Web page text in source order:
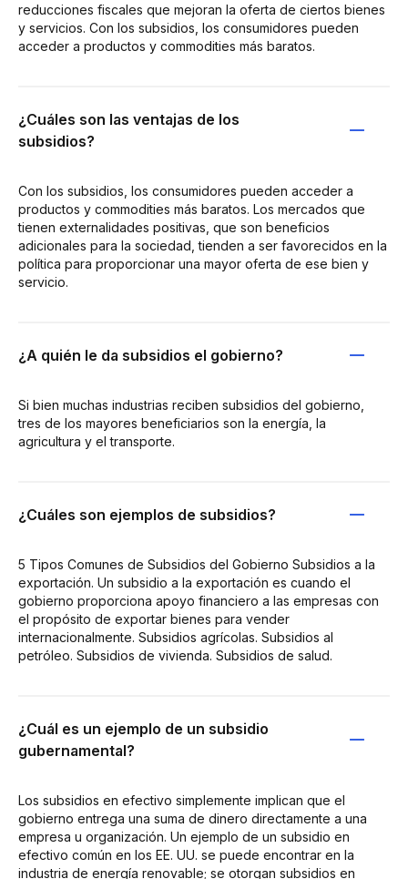
reducciones fiscales que mejoran la oferta de ciertos bienes
y servicios. Con los subsidios, los consumidores pueden
acceder a productos y commodities más baratos.
¿Cuáles son las ventajas de los
subsidios?
Con los subsidios, los consumidores pueden acceder a
productos y commodities más baratos. Los mercados que
tienen externalidades positivas, que son beneficios
adicionales para la sociedad, tienden a ser favorecidos en la
política para proporcionar una mayor oferta de ese bien y
servicio.
¿A quién le da subsidios el gobierno?
Si bien muchas industrias reciben subsidios del gobierno,
tres de los mayores beneficiarios son la energía, la
agricultura y el transporte.
¿Cuáles son ejemplos de subsidios?
5 Tipos Comunes de Subsidios del Gobierno Subsidios a la
exportación. Un subsidio a la exportación es cuando el
gobierno proporciona apoyo financiero a las empresas con
el propósito de exportar bienes para vender
internacionalmente. Subsidios agrícolas. Subsidios al
petróleo. Subsidios de vivienda. Subsidios de salud.
¿Cuál es un ejemplo de un subsidio
gubernamental?
Los subsidios en efectivo simplemente implican que el
gobierno entrega una suma de dinero directamente a una
empresa u organización. Un ejemplo de un subsidio en
efectivo común en los EE. UU. se puede encontrar en la
industria de energía renovable; se otorgan subsidios en